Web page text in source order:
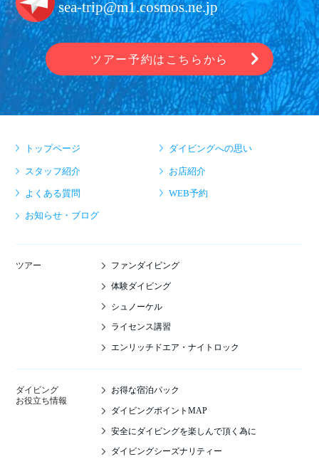
sea-trip@m1.cosmos.ne.jp
ツアー予約はこちらから
トップページ ダイビングへの思い
スタッフ紹介 お店紹介
よくある質問 WEB予約
お知らせ・ブログ
ツアー ファンダイビング
体験ダイビング
シュノーケル
ライセンス講習
エンリッチドエア・ナイトロック
ダイビング
お役立ち情報
お得な宿泊パック
ダイビングポイントMAP
安全にダイビングを楽しんで頂く為に
ダイビングシーズナリティー